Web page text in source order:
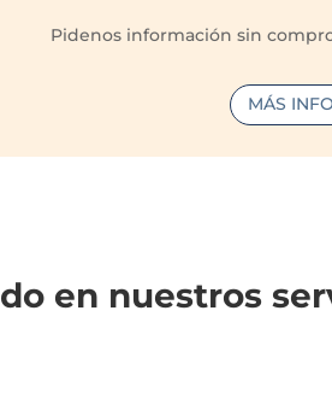
Pidenos información sin
MÁS
en nuestros